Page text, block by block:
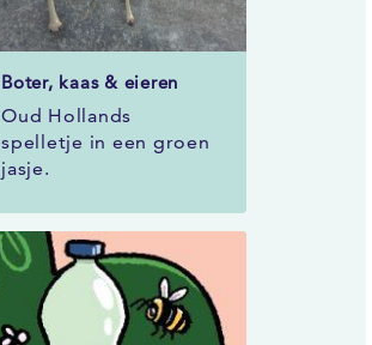
Boter, kaas & eieren
Oud Hollands
spelletje in een groen
jasje.